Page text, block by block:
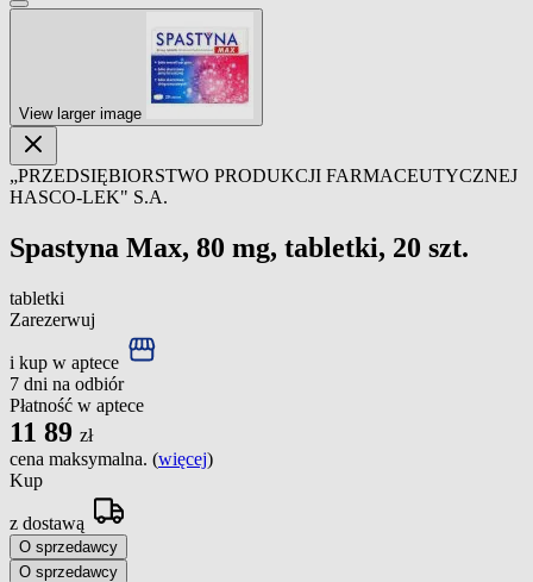
View larger image
„PRZEDSIĘBIORSTWO PRODUKCJI FARMACEUTYCZNEJ
HASCO-LEK" S.A.
Spastyna Max, 80 mg, tabletki, 20 szt.
tabletki
Zarezerwuj
i kup w aptece
7 dni na odbiór
Płatność w aptece
11 89 zł
cena maksymalna. (więcej)
Kup
z dostawą
O sprzedawcy
O sprzedawcy